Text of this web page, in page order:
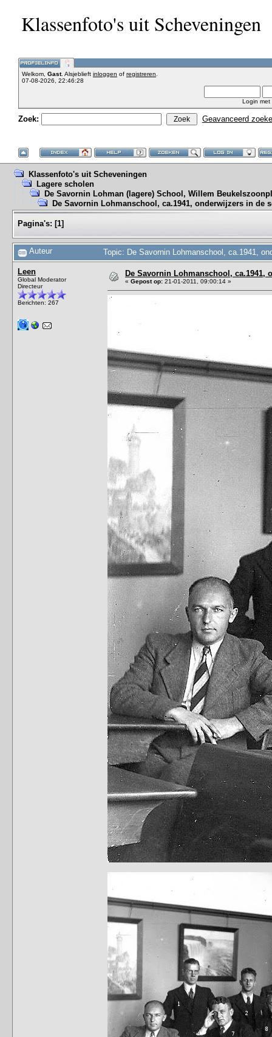
Klassenfoto's uit Scheveningen
Welkom, Gast. Alsjeblieft inloggen of registreren
07-08-2026, 22:46:28
Login met
Zoek: Geavanceerd
Klassenfoto's uit Scheveningen
Lagere scholen
De Savornin Lohman (lagere) School, Willem
De Savornin Lohmanschool, ca.1941, onderwijzers in de
Pagina's: [1]
Auteur Topic: De Savornin Lohmanschool, ca.1941,
Leen
Global Moderator
Directeur
Berichten: 267
De Savornin Lohmanschool,
« Gepost op: 21-01-2011, 09:00:14 »